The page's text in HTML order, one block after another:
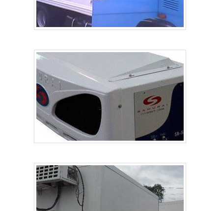
conhecimento e autoridade em sua área de atuação. Por
que a Refrigeração Norte Sul é a melhor opção quando
procurar por instalação de camara fria congelamento
personalizados, com ferramental adequado para
atendimento do; escopo dos serviços contratados;
Trabalhadores de alta qualidade; Escritório de alta
qualidade onde são realizadas as atividades; Mão de obra
especializada; Equipamentos de última geração. A MAIOR
REFERÊNCIA NO SEGMENTONa Refrigeração Norte Sul
sempre tem a solução mais buscada na área de instalação
de camara fria congelamento rápido. São opções variadas
aparelhos frigoríficos e conserto.Tem rótulo de
comprometida com os serviços e altamente qualificada,
qualificações construídas por focar suas ações no
resultado final, tendo escritório de alta qualidade onde são